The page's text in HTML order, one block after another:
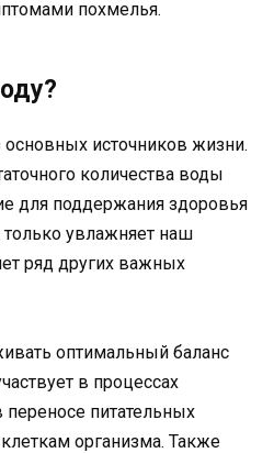
похмелья.
основных источников жизни.
количества воды
для поддержания здоровья
увлажняет наш
ряд других важных
оптимальный баланс
в процессах
питательных
организма. Также